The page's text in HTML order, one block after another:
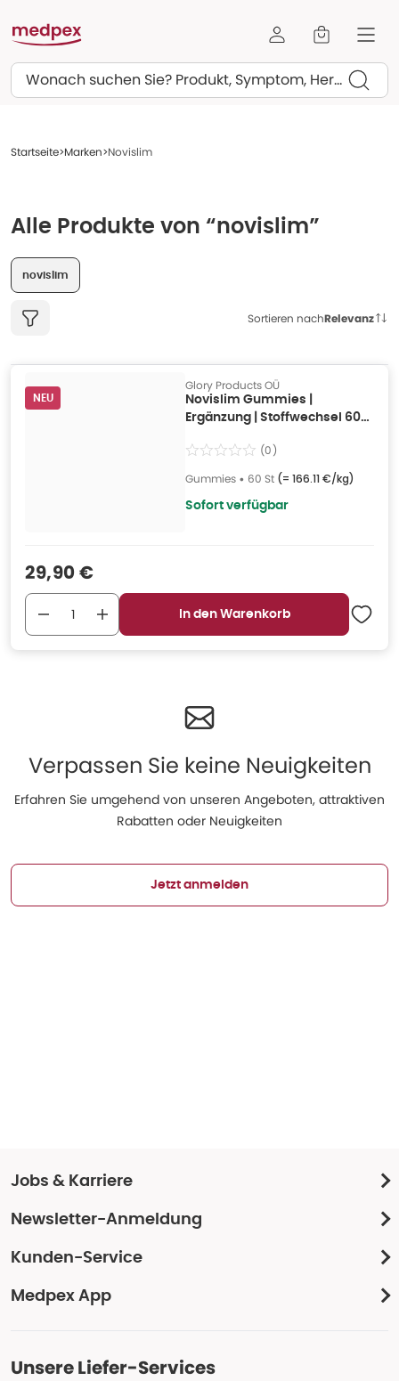
Suchen
Startseite Marken Novislim
Alle Produkte von “novislim”
novislim
Sortieren nachRelevanz
NEU
Glory Products OÜ
Novislim Gummies |
Ergänzung | Stoffwechsel 60
(0)
Gummies • 60 St (= 166.11 €/kg)
Sofort verfügbar
Verkaufspreis
29,90 €
In den Warenkorb
Verpassen Sie keine Neuigkeiten
Erfahren Sie umgehend von unseren Angeboten, attraktiven
Rabatten oder Neuigkeiten
Jetzt anmelden
Jobs & Karriere
Newsletter-Anmeldung
Kunden-Service
Medpex App
Unsere Liefer-Services